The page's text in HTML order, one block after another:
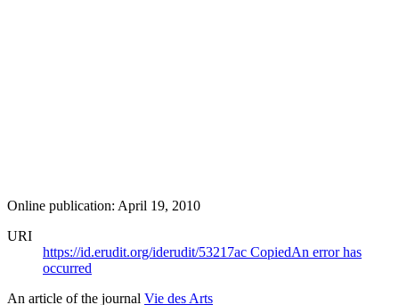
Online publication: April 19, 2010
URI
https://id.erudit.org/iderudit/53217ac CopiedAn error has
occurred
An article of the journal Vie des Arts